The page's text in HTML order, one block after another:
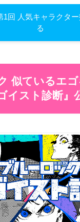
1回 人気キャラクタ
る
似ているエ
イスト診断』